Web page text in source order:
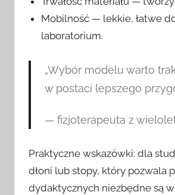
Mobilność — lekkie, łatwe
laboratorium.
„Wybór modelu warto
w postaci lepszego
— fizjoterapeuta z
Praktyczne wskazówki: dla
dłoni lub stopy, który pozwala
dydaktycznych niezbędne są